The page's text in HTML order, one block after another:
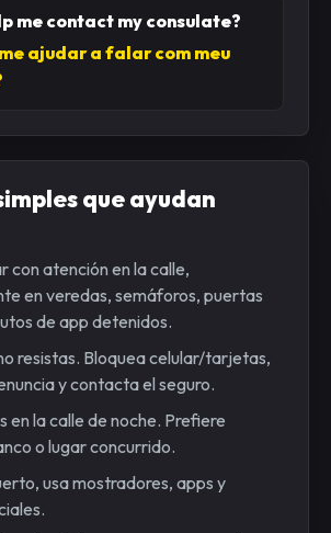
me contact my consulate?
ajudar a falar com meu
que ayudan
con atención en la calle,
en veredas, semáforos, puertas
de app detenidos.
resistas. Bloquea celular/tarjetas,
y contacta el seguro.
en la calle de noche. Prefiere
o lugar concurrido.
usa mostradores, apps y